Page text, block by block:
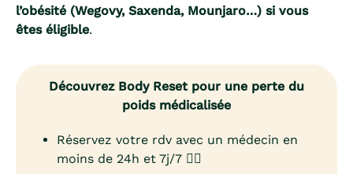
l’obésité (Wegovy, Saxenda, Mounjaro…) si vous
êtes éligible.
Découvrez Body Reset pour une perte du
poids médicalisée
Réservez votre rdv avec un médecin en
moins de 24h et 7j/7 👨‍⚕️